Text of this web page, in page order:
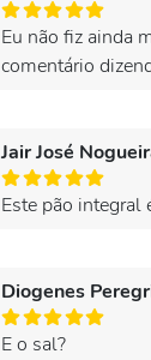
Eu não fiz ainda
comentário
Jair José
Este pão integral
Diogenes
E o sal?